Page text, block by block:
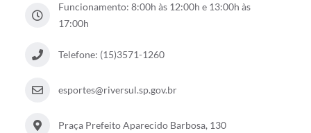
Plano de contratação anual/2026
Trasporte rural
Funcionamento: 8:00h às 12:00h e 13:00h às
17:00h
Telefone: (15)3571-1260
esportes@riversul.sp.gov.br
Praça Prefeito Aparecido Barbosa, 130